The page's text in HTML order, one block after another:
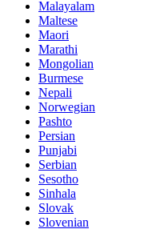
Malayalam
Maltese
Maori
Marathi
Mongolian
Burmese
Nepali
Norwegian
Pashto
Persian
Punjabi
Serbian
Sesotho
Sinhala
Slovak
Slovenian